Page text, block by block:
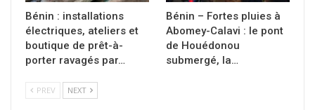
Bénin : installations
électriques, ateliers et
boutique de prêt-à-
porter ravagés par…
Bénin – Fortes pluies à
Abomey-Calavi : le pont
de Houédonou
submergé, la…
PREV NEXT